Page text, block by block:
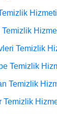
Hizmeti
Temizlik
Temizlik
Temizlik
Temizlik